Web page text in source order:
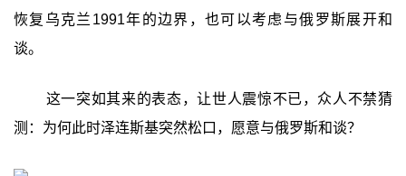
恢复乌克兰1991年的边界，也可以考虑与俄罗斯展开和
谈。
这一突如其来的表态，让世人震惊不已，众人不禁猜
测：为何此时泽连斯基突然松口，愿意与俄罗斯和谈？